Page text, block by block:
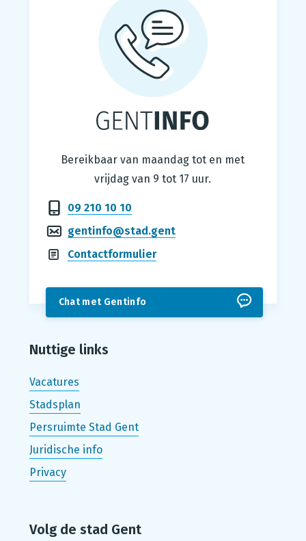
Gentinfo
Bereikbaar van maandag tot en met
vrijdag van 9 tot 17 uur.
09 210 10 10
gentinfo@stad.gent
Contactformulier
Chat met Gentinfo
Nuttige links
Vacatures
Stadsplan
Persruimte Stad Gent
Juridische info
Privacy
Volg de stad Gent